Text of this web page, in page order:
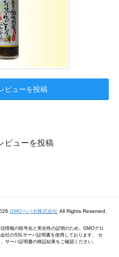
ビューを投稿
ビューを投稿
GMOペパボ株式会社 All Rights Reserved.
情報の暗号化と実在性の証明のため、GMOグロ
社のSSLサーバ証明書を使用しております。 セ
サーバ証明書の検証結果をご確認ください。